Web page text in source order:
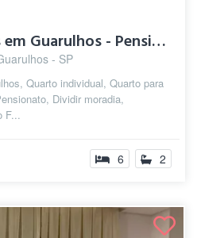
Quarto para moças em Guarulhos - Pension...
- SP
Quarto individual, Quarto para
Dividir moradia,
F...
6 2